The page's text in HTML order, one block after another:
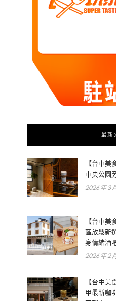
最新
【台中美
中央公園
2026 年 3
【台中
區放鬆新
身情緒酒
2026 年 2
【台中
甲最新咖